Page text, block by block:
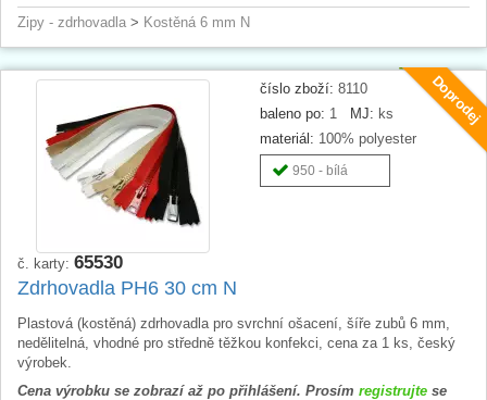
Zipy - zdrhovadla > Kostěná 6 mm N
Doprodej
číslo zboží: 8110
baleno po: 1 MJ: ks
materiál: 100% polyester
950 - bílá
č. karty: 65530
Zdrhovadla PH6 30 cm N
Plastová (kostěná) zdrhovadla pro svrchní ošacení, šíře zubů 6 mm,
nedělitelná, vhodné pro středně těžkou konfekci, cena za 1 ks, český
výrobek.
Cena výrobku se zobrazí až po přihlášení. Prosím registrujte se